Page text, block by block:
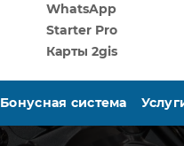
WhatsApp
Starter Pro
Карты 2gis
Бонусная система